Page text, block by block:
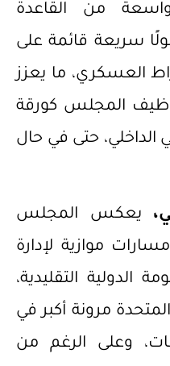
من القاعدة
سريعة قائمة على
العسكري، ما يعزز
المجلس كورقة
حتى في حال
يعكس المجلس
موازية لإدارة
الدولية التقليدية،
مرونة أكبر في
وعلى الرغم من